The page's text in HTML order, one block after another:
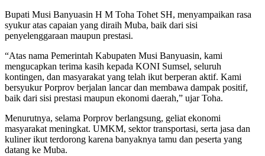
Bupati Musi Banyuasin H M Toha Tohet SH, menyampaikan rasa
syukur atas capaian yang diraih Muba, baik dari sisi
penyelenggaraan maupun prestasi.
“Atas nama Pemerintah Kabupaten Musi Banyuasin, kami
mengucapkan terima kasih kepada KONI Sumsel, seluruh
kontingen, dan masyarakat yang telah ikut berperan aktif. Kami
bersyukur Porprov berjalan lancar dan membawa dampak positif,
baik dari sisi prestasi maupun ekonomi daerah,” ujar Toha.
Menurutnya, selama Porprov berlangsung, geliat ekonomi
masyarakat meningkat. UMKM, sektor transportasi, serta jasa dan
kuliner ikut terdorong karena banyaknya tamu dan peserta yang
datang ke Muba.